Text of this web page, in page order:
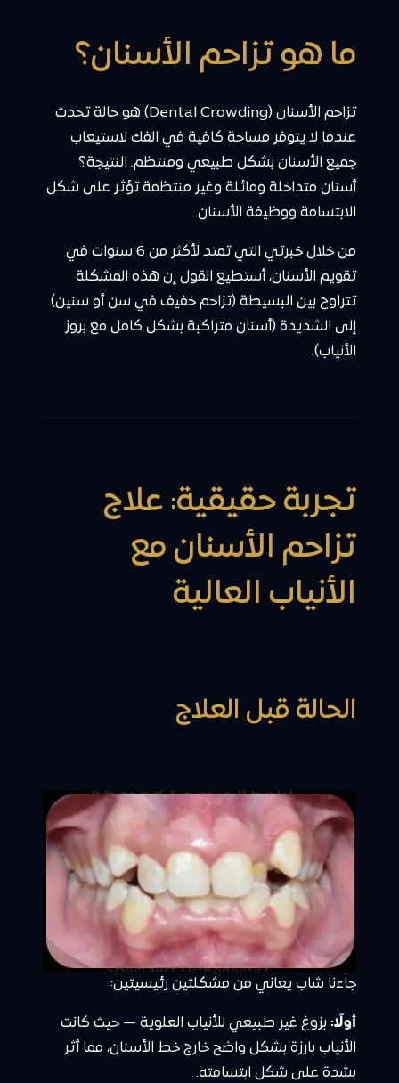
ما هو تزاحم الأسنان؟
تزاحم الأسنان (Dental Crowding) هو حالة تحدث
عندما لا يتوفر مساحة كافية في الفك لاستيعاب
جميع الأسنان بشكل طبيعي ومنتظم. النتيجة؟
أسنان متداخلة ومائلة وغير منتظمة تؤثر على شكل
الابتسامة ووظيفة الأسنان.
من خلال خبرتي التي تمتد لأكثر من 6 سنوات في
تقويم الأسنان، أستطيع القول إن هذه المشكلة
تتراوح بين البسيطة (تزاحم خفيف في سن أو سنين)
إلى الشديدة (أسنان متراكبة بشكل كامل مع بروز
الأنياب).
تجربة حقيقية: علاج
تزاحم الأسنان مع
الأنياب العالية
الحالة قبل العلاج
جاءنا شاب يعاني من مشكلتين رئيسيتين:
أولًا: بزوغ غير طبيعي للأنياب العلوية — حيث كانت
الأنياب بارزة بشكل واضح خارج خط الأسنان، مما أثر
بشدة على شكل ابتسامته.